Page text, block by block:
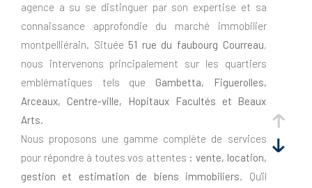
agence a su se distinguer par son expertise et sa
connaissance approfondie du marché immobilier
montpelliérain. Située 51 rue du faubourg Courreau,
nous intervenons principalement sur les quartiers
emblématiques tels que Gambetta, Figuerolles,
Arceaux, Centre-ville, Hopitaux Facultés et Beaux
Arts.
Nous proposons une gamme complète de services
pour répondre à toutes vos attentes : vente, location,
gestion et estimation de biens immobiliers. Qu'il